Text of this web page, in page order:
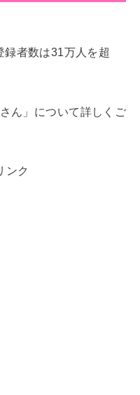
者数は31万人を超
ん」について詳しくご
ンク